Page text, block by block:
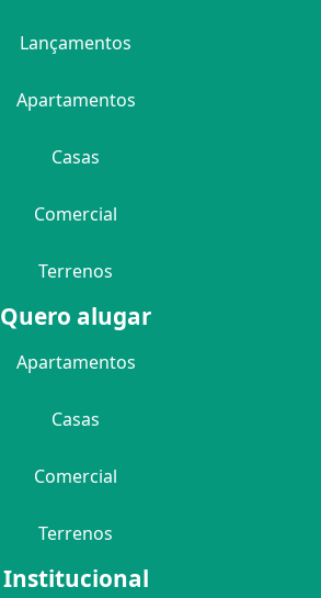
Lançamentos
Apartamentos
Casas
Comercial
Terrenos
Quero alugar
Apartamentos
Casas
Comercial
Terrenos
Institucional